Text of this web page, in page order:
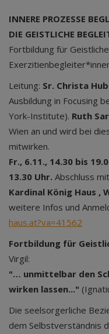
INNERE PROZESSE
DIE GEISTLICHE
Fortbildung für
Leitung: Sr. Christa
Ausbildung in Focusing
York-Institute). Ruth
Wien an und wird bei
mitwirken.
Fr., 6.11., 14.30 bis
13.30 Uhr. Abschluss
Kardinal König Haus ,
weitere Infos und
haus.at?va=41562
Fortbildung für
Virgil:
"… unmittelbar den
wirken lassen..."
Die seelsorgerliche
dem Selbstverständnis